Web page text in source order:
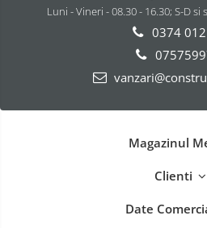
Luni - Vineri - 08.30 - 16.30; S-D
0374
Magazinul
Clienti
Date